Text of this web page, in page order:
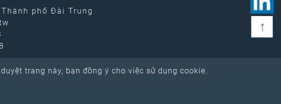
trang này, bạn đồng ý cho việc sử dụng cookie.
phố Đài Trung
↑